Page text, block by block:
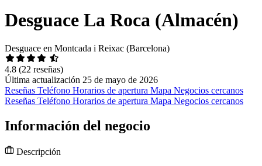
Desguace La Roca (Almacén)
Desguace en Montcada i Reixac (Barcelona)
4.8 (22 reseñas)
Última actualización 25 de mayo de 2026
Reseñas Teléfono Horarios de apertura Mapa Negocios cercanos
Reseñas Teléfono Horarios de apertura Mapa Negocios cercanos
Información del negocio
Descripción